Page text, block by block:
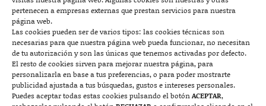
pertenecen a empresas externas que prestan servicios para nuestra
página web.
Las cookies pueden ser de varios tipos: las cookies técnicas son
necesarias para que nuestra página web pueda funcionar, no necesitan
de tu autorización y son las únicas que tenemos activadas por defecto.
El resto de cookies sirven para mejorar nuestra página, para
personalizarla en base a tus preferencias, o para poder mostrarte
publicidad ajustada a tus búsquedas, gustos e intereses personales.
Puedes aceptar todas estas cookies pulsando el botónACEPTAR,
Mallorca
Josep Pla, n°6, 07400 Alcudia (Mallorca)
722 131 870
Contacto